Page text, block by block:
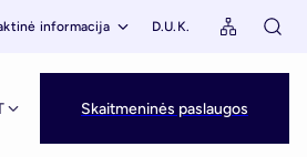
informacija D.U.K.
Skaitmeninės paslaugos